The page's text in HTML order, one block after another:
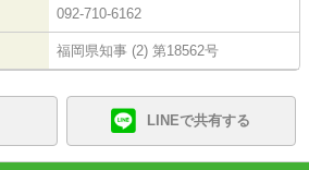
092-710-6162
福岡県知事 (2) 第18562号
LINEで共有する